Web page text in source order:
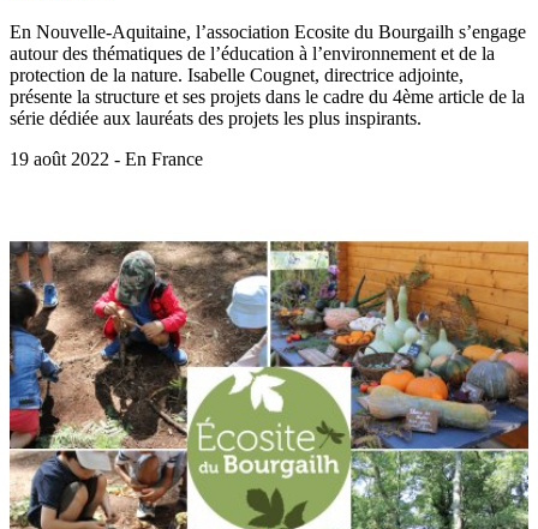
En Nouvelle-Aquitaine, l’association Ecosite du Bourgailh s’engage
autour des thématiques de l’éducation à l’environnement et de la
protection de la nature. Isabelle Cougnet, directrice adjointe,
présente la structure et ses projets dans le cadre du 4ème article de la
série dédiée aux lauréats des projets les plus inspirants.
19 août 2022 - En France